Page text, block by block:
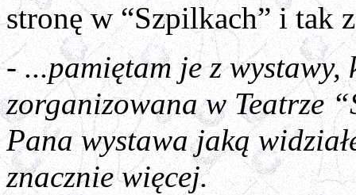
stronę w “Szpilkach” i tak
- ...pamiętam je z wystawy,
zorganizowana w Teatrze
Pana wystawa jaką
znacznie więcej.